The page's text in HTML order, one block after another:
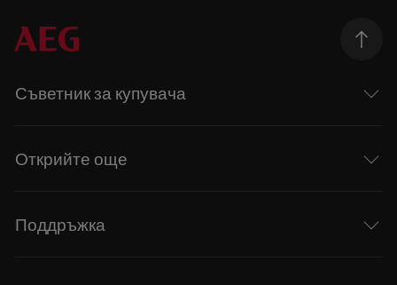
Съветник за купувача
Открийте още
Поддръжка